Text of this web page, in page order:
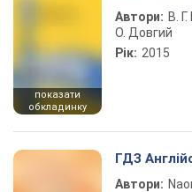
показати
обкладинку
Автори: В.
О. Довгий
Рік: 2015
ГДЗ
Автори: